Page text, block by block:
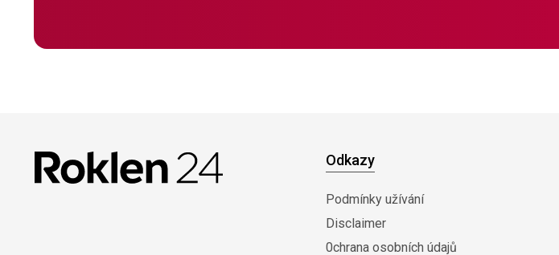
Odkazy
Podmínky užívání
Disclaimer
0chrana osobních údajů